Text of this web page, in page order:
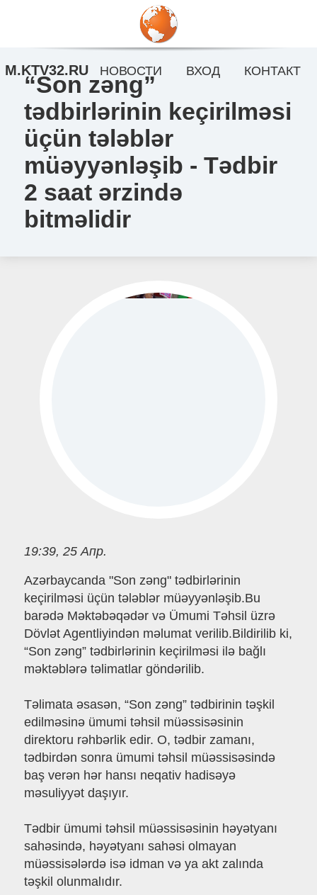
“Son zəng”
tədbirlərinin keçirilməsi
üçün tələblər
müəyyənləşib - Tədbir
2 saat ərzində
bitməlidir
19:39, 25 Апр.
Azərbaycanda "Son zəng" tədbirlərinin
keçirilməsi üçün tələblər müəyyənləşib.Bu
barədə Məktəbəqədər və Ümumi Təhsil üzrə
Dövlət Agentliyindən məlumat verilib.Bildirilib ki,
“Son zəng” tədbirlərinin keçirilməsi ilə bağlı
məktəblərə təlimatlar göndərilib.
Təlimata əsasən, “Son zəng” tədbirinin təşkil
edilməsinə ümumi təhsil müəssisəsinin
direktoru rəhbərlik edir. O, tədbir zamanı,
tədbirdən sonra ümumi təhsil müəssisəsində
baş verən hər hansı neqativ hadisəyə
məsuliyyət daşıyır.
Tədbir ümumi təhsil müəssisəsinin həyətyanı
sahəsində, həyətyanı sahəsi olmayan
müəssisələrdə isə idman və ya akt zalında
təşkil olunmalıdır.
M.KTV32.RU НОВОСТИ ВХОД КОНТАКТ